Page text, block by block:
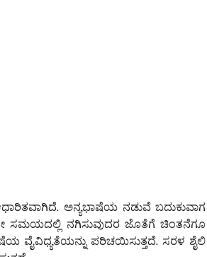
ಅನ್ಯಭಾಷೆಯ ನಡುವೆ ಬದುಕುವಾಗ
ಸಮಯದಲ್ಲಿ ನಗಿಸುವುದರ ಜೊತೆಗೆ ಚಿಂತನೆಗೂ
ವೈವಿಧ್ಯತೆಯನ್ನು ಪರಿಚಯಿಸುತ್ತದೆ. ಸರಳ ಶೈಲಿ